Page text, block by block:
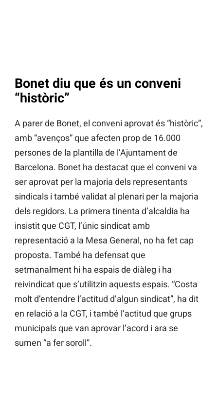
Bonet diu que és un conveni
“històric”
A parer de Bonet, el conveni aprovat és “històric”,
amb “avenços” que afecten prop de 16.000
persones de la plantilla de l’Ajuntament de
Barcelona. Bonet ha destacat que el conveni va
ser aprovat per la majoria dels representants
sindicals i també validat al plenari per la majoria
dels regidors. La primera tinenta d’alcaldia ha
insistit que CGT, l’únic sindicat amb
representació a la Mesa General, no ha fet cap
proposta. També ha defensat que
setmanalment hi ha espais de diàleg i ha
reivindicat que s’utilitzin aquests espais. “Costa
molt d’entendre l’actitud d’algun sindicat”, ha dit
en relació a la CGT, i també l’actitud que grups
municipals que van aprovar l’acord i ara se
sumen “a fer soroll”.